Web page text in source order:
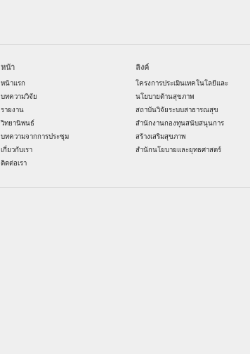
หน้า
หน้าแรก
บทความวิจัย
รายงาน
วิทยานิพนธ์
บทความจากการประชุม
เกี่ยวกับเรา
ติดต่อเรา
ลิงค์
โครงการประเมินเทคโนโลยีและ
นโยบายด้านสุขภาพ
สถาบันวิจัยระบบสาธารณสุข
สำนักงานกองทุนสนับสนุนการ
สร้างเสริมสุขภาพ
สำนักนโยบายและยุทธศาสตร์